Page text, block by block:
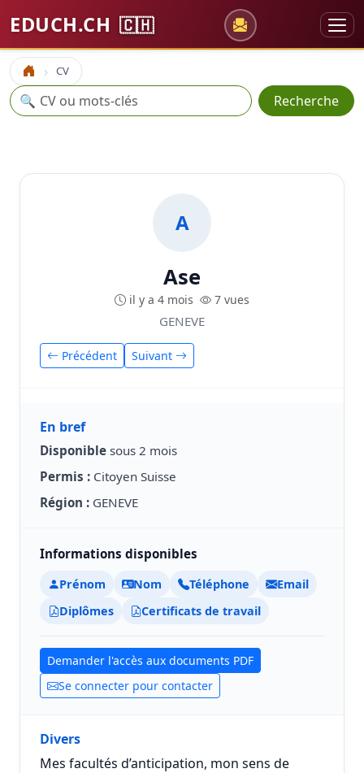
EDUCH.CH 🇨🇭
Accueil CV
Recherche
🔍 Recherche
A
Ase
il y a 4 mois 7 vues
GENEVE
Précédent Suivant
En bref
Disponible sous 2 mois
Permis : Citoyen Suisse
Région : GENEVE
Informations disponibles
Prénom Nom Téléphone
Email
Diplômes
Certificats de travail
Demander l'accès aux documents PDF
Se connecter pour contacter
Divers
Mes facultés d’anticipation, mon sens de